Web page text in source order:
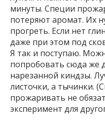
минуты. Специи
потеряют аромат. Их
прогреть. Если нет
даже при этом под
Я так и поступаю.
попробовать сюда же
нарезанной киндзы.
листочки, а тычинки.
прожаривать не
эксперимент для